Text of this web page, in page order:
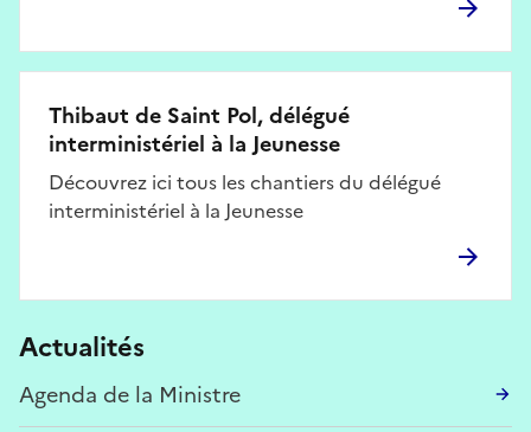
Thibaut de Saint Pol, délégué
interministériel à la Jeunesse
Découvrez ici tous les chantiers du délégué
interministériel à la Jeunesse
Actualités
Agenda de la Ministre